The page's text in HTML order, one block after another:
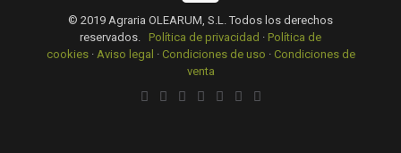
© 2019 Agraria OLEARUM, S.L. Todos los derechos
reservados. Política de privacidad · Política de
cookies· Aviso legal · Condiciones de uso · Condiciones de
venta